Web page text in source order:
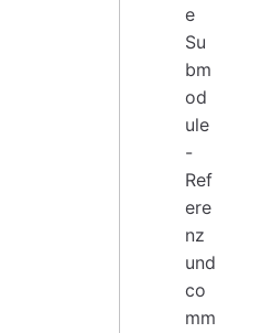
e
Su
bm
od
ule
-
Ref
ere
nz
und
co
mm